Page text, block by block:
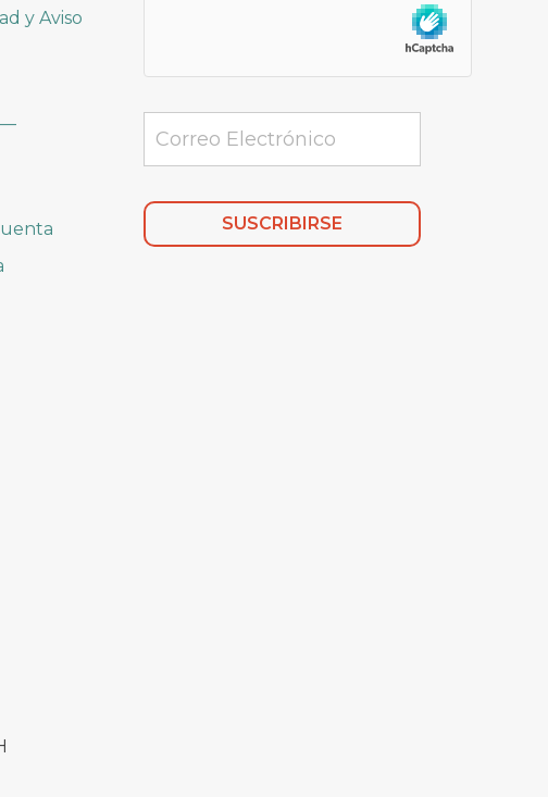
y Aviso